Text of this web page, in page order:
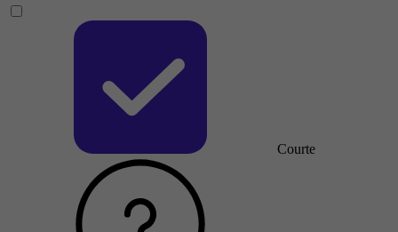
Courte